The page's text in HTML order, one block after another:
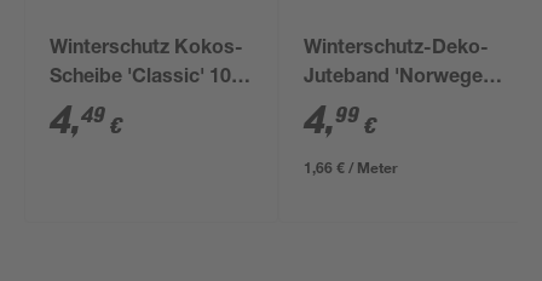
Winterschutz Kokos-
Scheibe 'Classic' 100
% Cocos Ø 37 cm
4,49 €
Winterschutz-Deko-
Juteband 'Norweger-
Design' grau-weiß 6 x
300 cm
4,99 €
1,66 € / Meter